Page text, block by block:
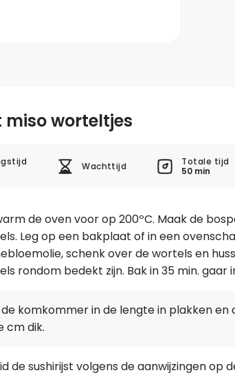
miso worteltjes
Wachttijd
Totale tijd
50 min
de oven voor op 200ºC. Maak de
Leg op een bakplaat of in een
schenk over de wortels en
rondom bedekt zijn. Bak in 35 min. gaar
de komkommer in de lengte in plakken en
cm dik.
de sushirijst volgens de aanwijzingen op